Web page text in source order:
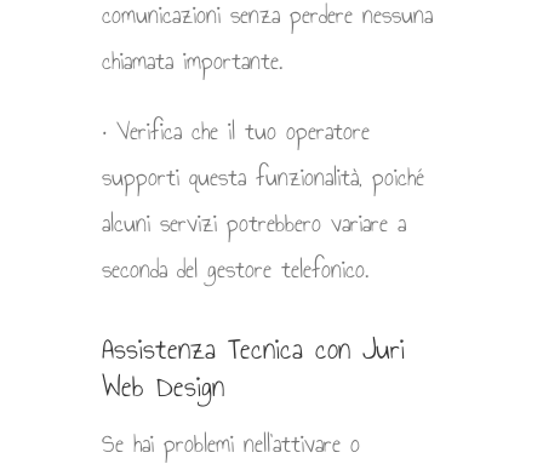
comunicazioni senza perdere nessuna
chiamata importante.
• Verifica che il tuo operatore
supporti questa funzionalità, poiché
alcuni servizi potrebbero variare a
seconda del gestore telefonico.
Assistenza Tecnica con Juri
Web Design
Se hai problemi nell’attivare o